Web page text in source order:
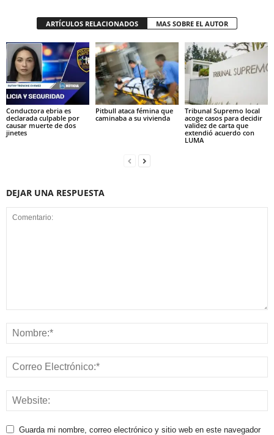
ARTÍCULOS RELACIONADOS MAS SOBRE EL AUTOR
Conductora ebria es
declarada culpable por
causar muerte de dos
jinetes
Pitbull ataca fémina que
caminaba a su vivienda
Tribunal Supremo local
acoge casos para decidir
validez de carta que
extendió acuerdo con
LUMA
DEJAR UNA RESPUESTA
Guarda mi nombre, correo electrónico y sitio web en este navegador